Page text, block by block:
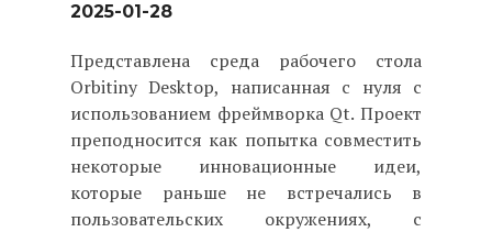
2025-01-28
Представлена среда рабочего стола
Orbitiny Desktop, написанная с нуля с
использованием фреймворка Qt. Проект
преподносится как попытка совместить
некоторые инновационные идеи,
которые раньше не встречались в
пользовательских окружениях, с